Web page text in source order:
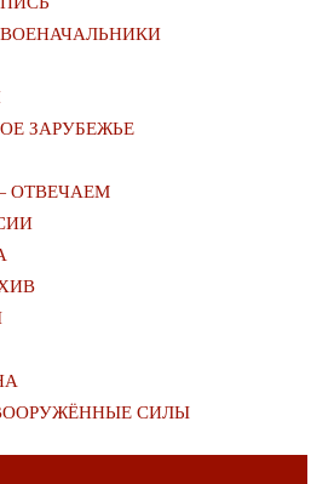
ЗАРУБЕЖЬЕ
ОТВЕЧАЕМ
СИЛЫ